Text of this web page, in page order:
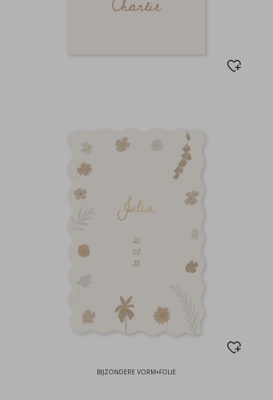
BIJZONDERE VORM+FOLIE